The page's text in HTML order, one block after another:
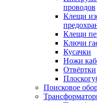
проводов
Клещи
Клещи
Ключи
Кусачки
Ножи
Отвёртки
Поисковое